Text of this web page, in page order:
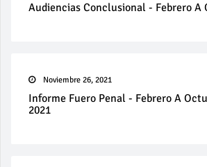
Audiencias Conclusional - Febrero A
Noviembre 26, 2021
Informe Fuero Penal - Febrero A
2021